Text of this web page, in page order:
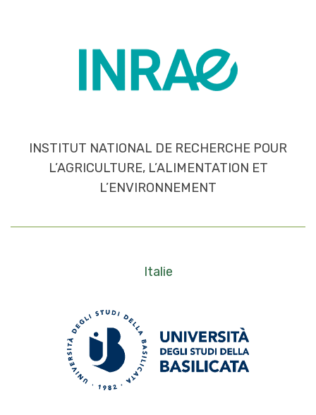
INSTITUT NATIONAL DE RECHERCHE POUR
L’AGRICULTURE, L’ALIMENTATION ET
L’ENVIRONNEMENT
Italie